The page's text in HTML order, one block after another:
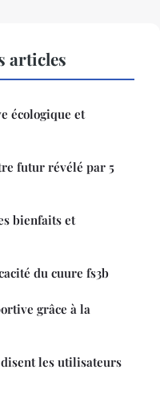
articles
écologique et
futur révélé par 5
bienfaits et
du cuure fs3b
grâce à la
les utilisateurs